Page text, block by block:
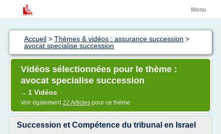
Menu
Accueil > Thèmes & vidéos : assurance succession >
avocat specialise succession
Vidéos sélectionnées pour le thème :
avocat specialise succession
→ 1 Vidéos
Voir également22 Articles pour ce thème
Succession et Compétence du tribunal en Israel